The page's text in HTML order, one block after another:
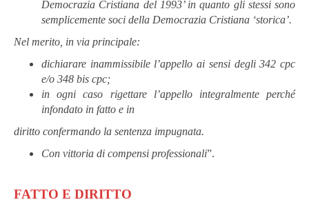
Democrazia Cristiana del 1993’ in quanto gli stessi sono
semplicemente soci della Democrazia Cristiana ‘storica’.
Nel merito, in via principale:
dichiarare inammissibile l’appello ai sensi degli 342 cpc
e/o 348 bis cpc;
in ogni
caso rigettare l’appello integralmente perché
infondato in fatto e in
diritto confermando la sentenza impugnata.
Con vittoria di compensi professionali”.
FATTO E DIRITTO